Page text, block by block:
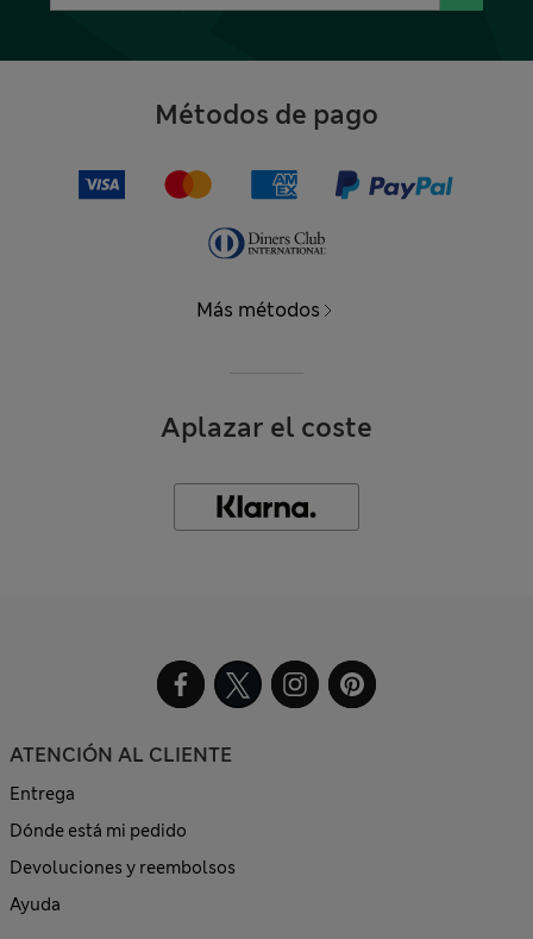
Métodos de pago
Más métodos
Aplazar el coste
ATENCIÓN AL CLIENTE
Entrega
Dónde está mi pedido
Devoluciones y reembolsos
Ayuda